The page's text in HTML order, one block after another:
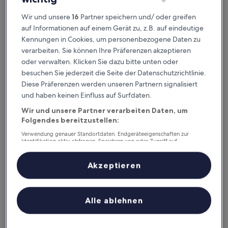
4.0-
Sterne-
Unterkunft
0,3 km von Freiburg (Breisgau) Hauptbahnhof entfernt
von
10,
Sehr
gut,
(1.007
8,4/10 Sehr gut (1.007 Bewertungen)
Preis
beträgt
103 €
inkl. Steuern & Gebühren
30. Aug.–31. Aug.
Wir und unsere16 Partner speichern und/ oder greifen
auf Informationen auf einem Gerät zu, z.B. auf eindeutige
Kennungen in Cookies, um personenbezogene Daten zu
verarbeiten. Sie können Ihre Präferenzen akzeptieren
oder verwalten. Klicken Sie dazu bitte unten oder
besuchen Sie jederzeit die Seite der Datenschutzrichtlinie.
Diese Präferenzen werden unseren Partnern signalisiert
und haben keinen Einfluss auf Surfdaten.
Wir und unsere Partner verarbeiten Daten, um
Folgendes bereitzustellen:
Verwendung genauer Standortdaten. Endgeräteeigenschaften zur
Identifikation aktiv abfragen. Speichern von oder Zugriff auf
Inhalte, Messung von Werbeleistung und der Performance von Inhalten,
Zielgruppenforschung sowie Entwicklung und Verbesserung von
Liste der Partner (Lieferanten)
Alle ablehnen
Akzeptieren